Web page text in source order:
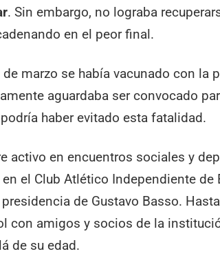
. Sin embargo, no lograba
en el peor final.
marzo se había vacunado con la
aguardaba ser convocado
haber evitado esta fatalidad.
activo en encuentros sociales y
el Club Atlético Independiente de
de Gustavo Basso.
con amigos y socios de la
de su edad.